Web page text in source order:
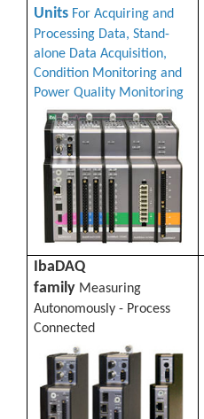
Units For Acquiring and
Processing Data, Stand-
alone Data Acquisition,
Condition Monitoring and
Power Quality Monitoring
IbaDAQ
family Measuring
Autonomously - Process
Connected